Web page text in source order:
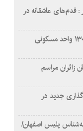
: قدم‌های عاشقانه در
بازآفرینی محله همت‌آباد اصفهان با احداث ۱۳۰ واحد مسکونی
میان زائران مراسم
جدید در
پلیس اصفهان/